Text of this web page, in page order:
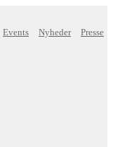
Events Nyheder Presse